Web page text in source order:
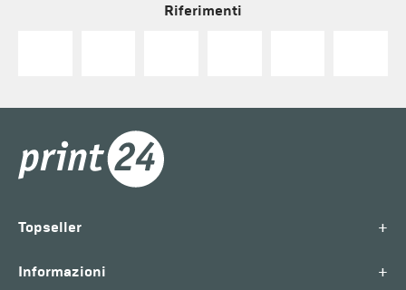
Riferimenti
Topseller +
Informazioni +